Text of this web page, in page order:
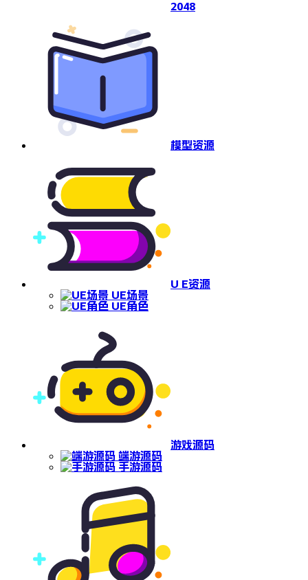
2048
模型资源
U E资源
UE场景
UE角色
游戏源码
端游源码
手游源码